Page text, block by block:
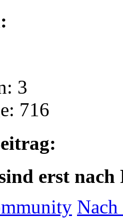
3
716
erst
Nach